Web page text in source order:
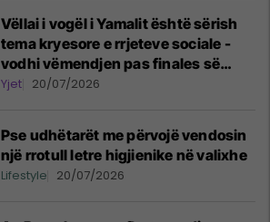
Vëllai i vogël i Yamalit është sërish
tema kryesore e rrjeteve sociale -
vodhi vëmendjen pas finales së
Kupës së Botës
Yjet 20/07/2026
Pse udhëtarët me përvojë vendosin
një rrotull letre higjienike në valixhe
Lifestyle 20/07/2026